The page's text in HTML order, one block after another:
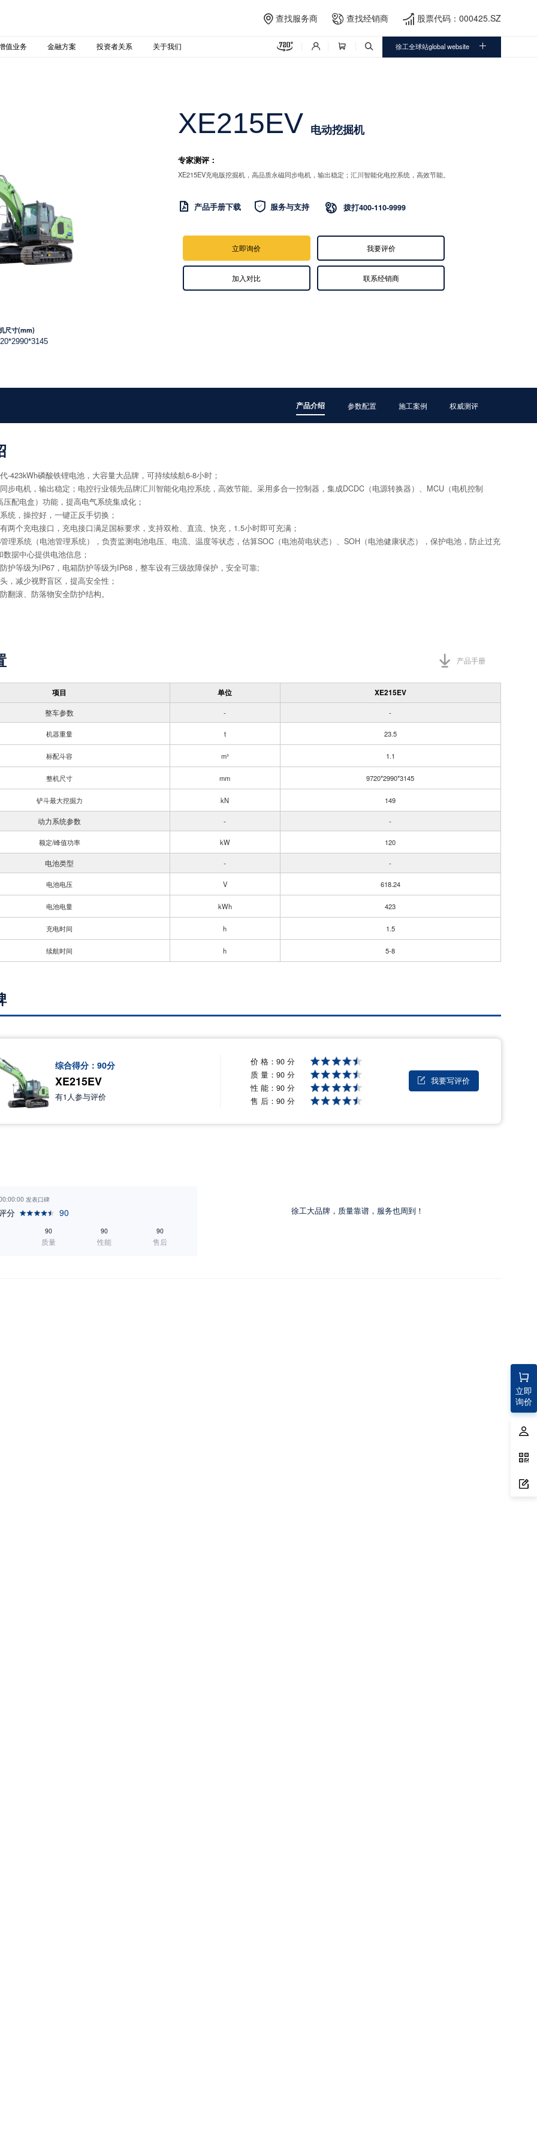
 查找服务商  查找经销商  股票代码：000425.SZ
值业务 金融方案 投资者关系 关于我们     徐工全球站global website 
尺寸(mm)
XE215EV 电动挖掘机
专家测评：
XE215EV充电版挖掘机，高品质永磁同步电机，输出稳定；汇川智能化电控系统，高效节能。
 产品手册下载  服务与支持  拨打400-110-9999
立即询价 我要评价
加入对比 联系经销商
产品介绍 参数配置 施工案例 权威测评
-423kWh磷酸铁锂电池，大容量大品牌，可持续续航6-8小时；
步电机，输出稳定；电控行业领先品牌汇川智能化电控系统，高效节能。采用多合一控制器，集成DCDC（电源转换器）、MCU（电机控制
压配电盒）功能，提高电气系统集成化；
统，操控好，一键正反手切换；
两个充电接口，充电接口满足国标要求，支持双枪、直流、快充，1.5小时即可充满；
理系统（电池管理系统），负责监测电池电压、电流、温度等状态，估算SOC（电池荷电状态）、SOH（电池健康状态），保护电池，防止过充
据中心提供电池信息；
护等级为IP67，电箱防护等级为IP68，整车设有三级故障保护，安全可靠;
，减少视野盲区，提高安全性；
翻滚、防落物安全防护结构。
产品手册
项目 单位
XE215EV
整车参数
- -
机器重量 t 23.5
标配斗容 m³ 1.1
整机尺寸 mm 9720*2990*3145
铲斗最大挖掘力 kN 149
动力系统参数 - -
额定/峰值功率 kW 120
电池类型 - -
电池电压 V 618.24
电池电量 kWh 423
充电时间 h 1.5
续航时间 h 5-8
综合得分：90分
XE215EV
有1 人参与评价
价 格：90 分
质 量：90 分
性 能：90 分
售 后：90 分
 我要写评价
发表口碑
分 90
90
质量
90
性能
90
售后
徐工大品牌，质量靠谱，服务也周到！
立即
询价